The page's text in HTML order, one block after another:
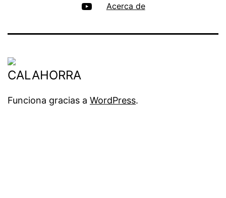
Acerca de
Funciona gracias a WordPress.